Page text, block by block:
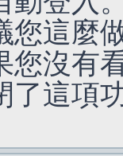
您這麼
您沒有
了這項